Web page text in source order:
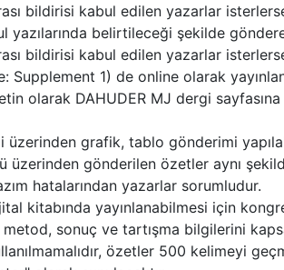
bildirisi kabul edilen yazarlar
yazılarında belirtileceği şekilde
bildirisi kabul edilen yazarlar
Supplement 1) de online olarak
olarak DAHUDER MJ dergi
üzerinden grafik, tablo gönderimi
üzerinden gönderilen özetler aynı
hatalarından yazarlar sorumludur.
kitabında yayınlanabilmesi için
sonuç ve tartışma bilgilerini
özetler 500 kelimeyi
26
Mayıs
Kongre
Başlangıç Tarihi